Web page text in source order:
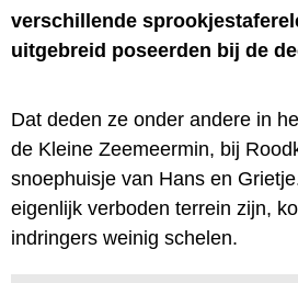
verschillende
uitgebreid poseerden bij de
Dat deden ze onder andere in
de Kleine Zeemeermin, bij
snoephuisje van Hans en
eigenlijk verboden terrein zijn,
indringers weinig schelen.